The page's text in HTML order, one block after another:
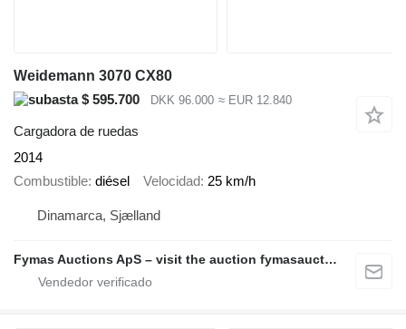
Weidemann 3070 CX80
$ 595.700
DKK 96.000 ≈ EUR 12.840
Cargadora de ruedas
2014
Combustible diésel Velocidad 25 km/h
Dinamarca, Sjælland
Fymas Auctions ApS – visit the auction fymasauctions.dk